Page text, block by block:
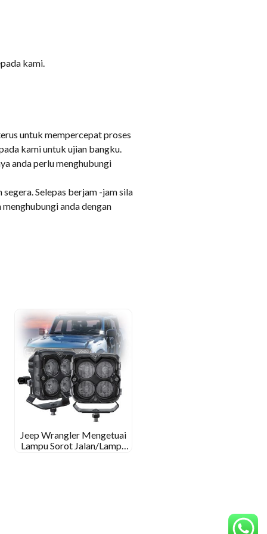
kami.
untuk mempercepat proses
kami untuk ujian bangku.
anda perlu menghubungi
Selepas berjam -jam sila
anda dengan
Jeep Wrangler Mengetuai
Lampu Sorot Jalan/Lampu